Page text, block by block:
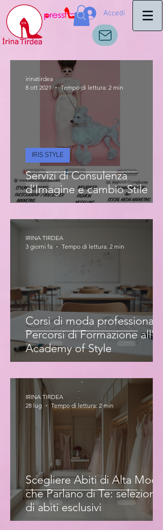
Accedi
Servizi di Consulenza
d’Imagine e cambio Stile
IRIS STYLE
irinatirdea
8 ott 2021
Tempo di lettura: 2 min
Corsi di moda professionale:
Percorsi di Formazione all'Iris
Academy of Style
IRINA TIRDEA
3 giorni fa
Tempo di lettura: 2 min
Scegliere Abiti di Alta Moda
che Parlano di Te: selezione
di abiti esclusivi
IRINA TIRDEA
28 lug
Tempo di lettura: 2 min